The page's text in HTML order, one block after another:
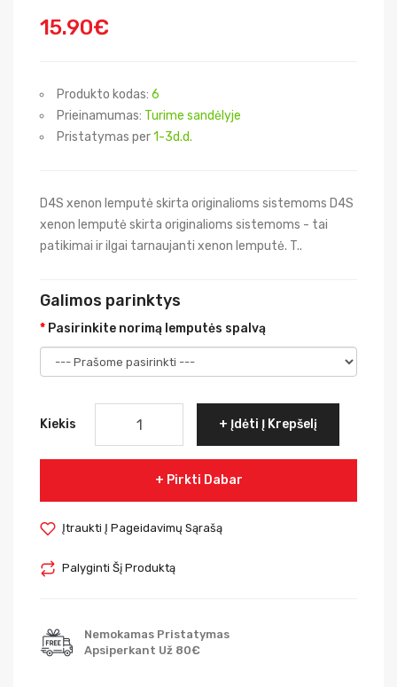
15.90€
Produkto kodas: 6
Prieinamumas: Turime sandėlyje
Pristatymas per1-3d.d.
D4S xenon lemputė skirta originalioms sistemoms D4S
xenon lemputė skirta originalioms sistemoms - tai
patikimai ir ilgai tarnaujanti xenon lemputė. T..
Galimos parinktys
Pasirinkite norimą lemputės spalvą
Kiekis Įdėti Į Krepšelį
Pirkti Dabar
Įtraukti Į Pageidavimų Sąrašą
Palyginti Šį Produktą
Nemokamas Pristatymas
Apsiperkant Už 80€